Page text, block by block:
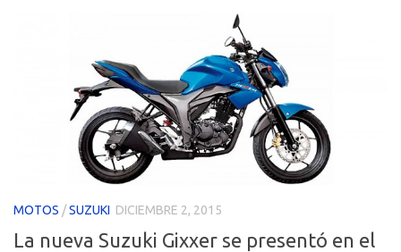
MOTOS /SUZUKI DICIEMBRE 2, 2015
La nueva Suzuki Gixxer se presentó en el